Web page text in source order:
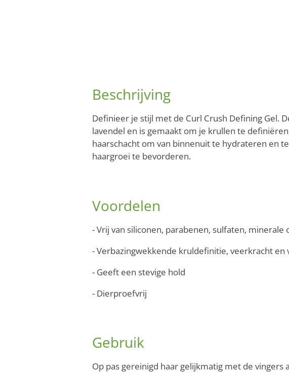
Beschrijving
Definieer je stijl met de Curl Crush Defining Gel.
lavendel en is gemaakt om je krullen te
haarschacht om van binnenuit te hydrateren en
haargroei te bevorderen.
Voordelen
- Vrij van siliconen, parabenen, sulfaten,
- Verbazingwekkende kruldefinitie, veerkracht en
- Geeft een stevige hold
- Dierproefvrij
Gebruik
Op pas gereinigd haar gelijkmatig met de